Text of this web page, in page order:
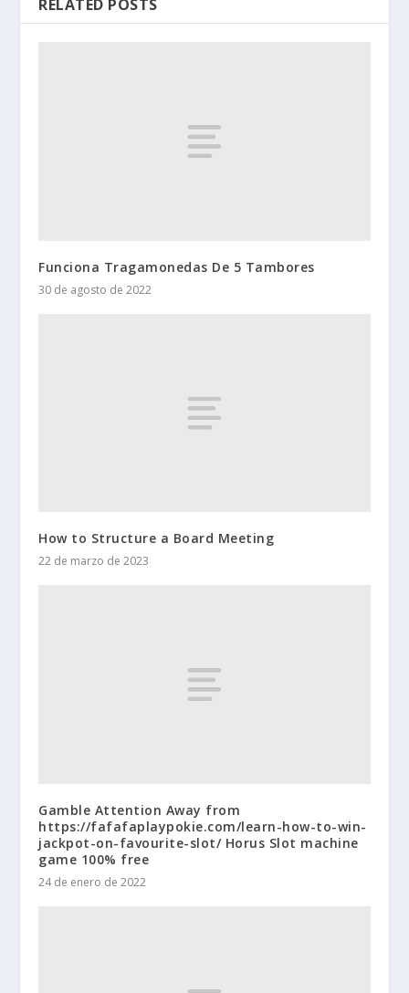
RELATED POSTS
Funciona Tragamonedas De 5 Tambores
30 de agosto de 2022
How to Structure a Board Meeting
22 de marzo de 2023
Gamble Attention Away from
https://fafafaplaypokie.com/learn-how-to-win-
jackpot-on-favourite-slot/ Horus Slot machine
game 100% free
24 de enero de 2022